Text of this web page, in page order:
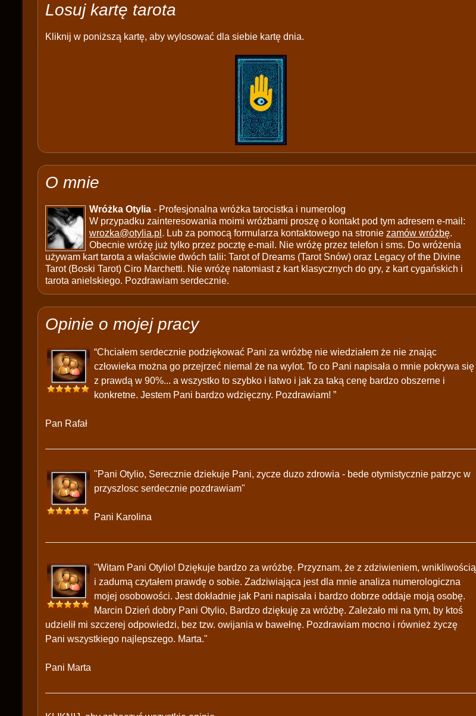
Losuj kartę tarota
Kliknij w poniższą kartę, aby wylosować dla siebie kartę dnia.
O mnie
Wróżka Otylia - Profesjonalna wróżka tarocistka i numerolog
W przypadku zainteresowania moimi wróżbami proszę o kontakt pod tym adresem e-mail:
wrozka@otylia.pl . Lub za pomocą formularza kontaktowego na stronie zamów wróżbę.
Obecnie wróżę już tylko przez pocztę e-mail. Nie wróżę przez telefon i sms. Do wróżenia
używam kart tarota a właściwie dwóch talii: Tarot of Dreams (Tarot Snów) oraz Legacy of the Divine
Tarot (Boski Tarot) Ciro Marchetti. Nie wróżę natomiast z kart klasycznych do gry, z kart cygańskich i
tarota anielskiego. Pozdrawiam serdecznie.
Opinie o mojej pracy
“Chciałem serdecznie podziękować Pani za wróżbę nie wiedziałem że nie znając
człowieka można go przejrzeć niemal że na wylot. To co Pani napisała o mnie pokrywa się
z prawdą w 90%... a wszystko to szybko i łatwo i jak za taką cenę bardzo obszerne i
konkretne. Jestem Pani bardzo wdzięczny. Pozdrawiam! ”
Pan Rafał
"Pani Otylio, Serecznie dziekuje Pani, zycze duzo zdrowia - bede otymistycznie patrzyc w
przyszlosc serdecznie pozdrawiam"
Pani Karolina
"Witam Pani Otylio! Dziękuje bardzo za wróżbę. Przyznam, że z zdziwieniem, wnikliwością
i zadumą czytałem prawdę o sobie. Zadziwiająca jest dla mnie analiza numerologiczna
mojej osobowości. Jest dokładnie jak Pani napisała i bardzo dobrze oddaje moją osobę.
Marcin Dzień dobry Pani Otylio, Bardzo dziękuję za wróżbę. Zależało mi na tym, by ktoś
udzielił mi szczerej odpowiedzi, bez tzw. owijania w bawełnę. Pozdrawiam mocno i również życzę
Pani wszystkiego najlepszego. Marta."
Pani Marta